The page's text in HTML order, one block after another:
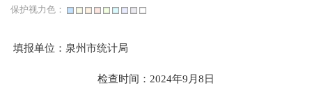
保护视力色：
填报单位：泉州市统计局
检查时间：2024年9月8日